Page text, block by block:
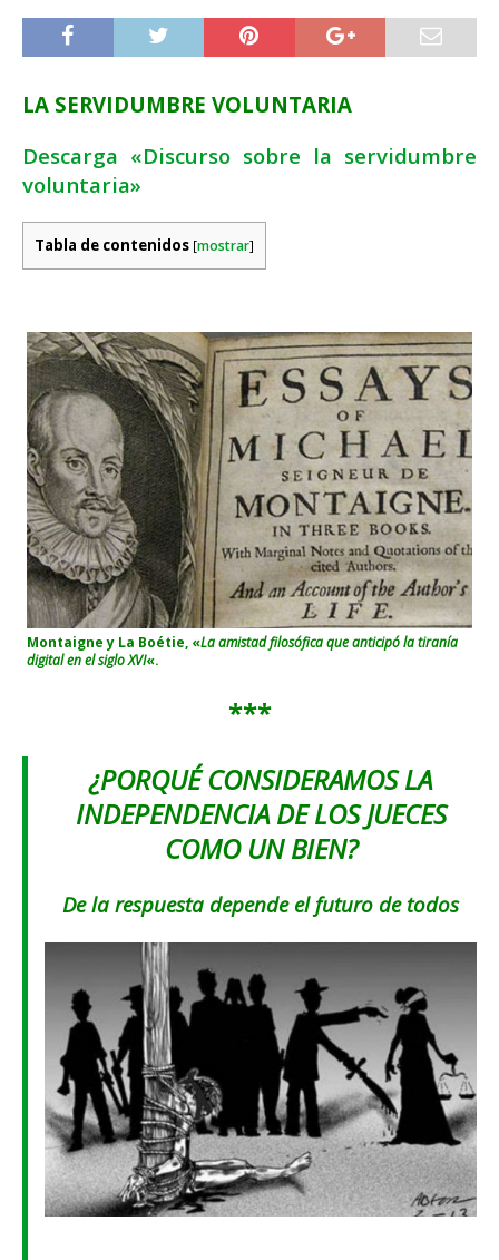
LA SERVIDUMBRE VOLUNTARIA
Descarga «Discurso sobre la servidumbre
voluntaria»
Tabla de contenidos [mostrar]
Montaigne y La Boétie, «La amistad filosófica que anticipó la tiranía
digital en el siglo XVI«.
***
¿PORQUÉCONSIDERAMOSLA
INDEPENDENCIA DE LOS JUECES
COMO UN BIEN?
De la respuesta depende el futuro de todos